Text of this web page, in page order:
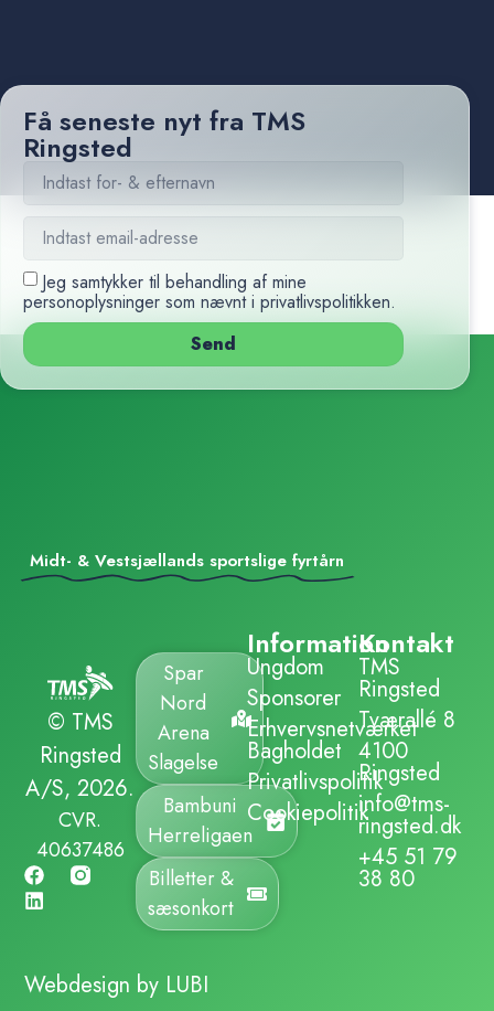
Få seneste nyt fra TMS
Ringsted
Jeg samtykker til behandling af mine
personoplysninger som nævnt i privatlivspolitikken.
Send
Midt- & Vestsjællands sportslige fyrtårn
© TMS
Ringsted
A/S, 2026.
CVR.
40637486
Information
Ungdom
Sponsorer
Erhvervsnetværket
Bagholdet
Privatlivspolitik
Cookiepolitik
Kontakt
TMS
Ringsted
Tværallé 8
4100
Ringsted
info@tms-
ringsted.dk
+45 51 79
38 80
Spar
Nord
Arena
Slagelse
Bambuni
Herreligaen
Billetter &
sæsonkort
Webdesign by LUBI